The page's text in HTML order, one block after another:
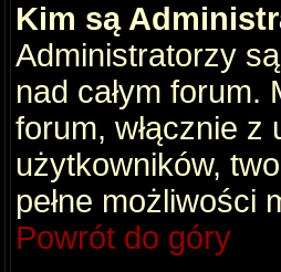
Kim są
Administratorzy
nad całym forum.
forum, włącznie
użytkowników,
pełne możliwości
Powrót do góry